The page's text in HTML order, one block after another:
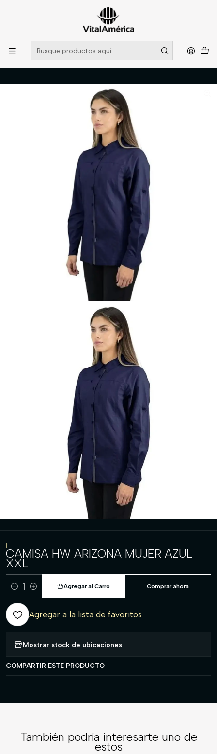
POR SISTEMA FRONTAL SOLO RETIROS EN TIENDA, DESDE
MUCHAS GRACIAS +569 5956 2237
Leer más
Catálogo
VESTIMENTA TECNICA Y CORPORATIVA
POLERAS Y CAMISAS
CAMISA HW ARIZONA MUJER AZUL XXL
|
CAMISA HW ARIZONA MUJER AZUL
XXL
Cantidad
Agregar al Carro Comprar ahora
Agregar a la lista de favoritos
Mostrar stock de ubicaciones
COMPARTIR ESTE PRODUCTO
También podría interesarte uno de
estos